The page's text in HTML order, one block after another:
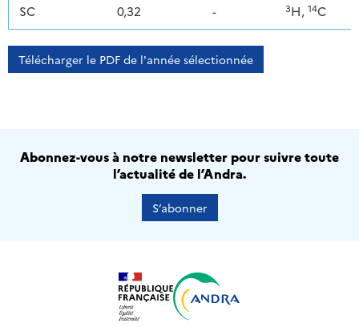
SC 0,32 - 3H, 14C
Télécharger le PDF de l'année sélectionnée
Abonnez-vous à notre newsletter pour suivre toute
l’actualité de l’Andra.
S’abonner